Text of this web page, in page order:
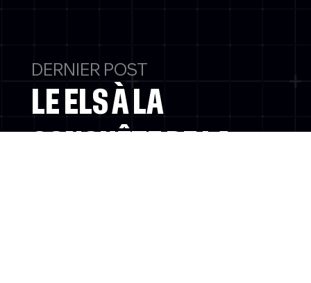
DERNIER POST
LE ELS À LA
CONQUÊTE DE LA